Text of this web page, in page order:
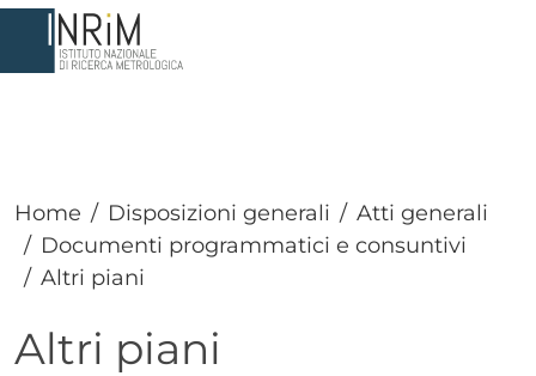
Salta al contenuto principale
Home Disposizioni generali
Atti generali
Documenti programmatici e consuntivi
Altri piani
Altri piani